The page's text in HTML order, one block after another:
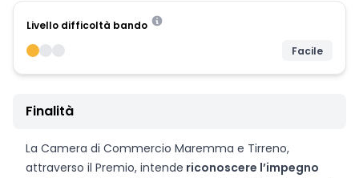
Livello difficoltà bando
Facile
Finalità
La Camera di Commercio Maremma e Tirreno,
attraverso il Premio, intende riconoscere l’impegno